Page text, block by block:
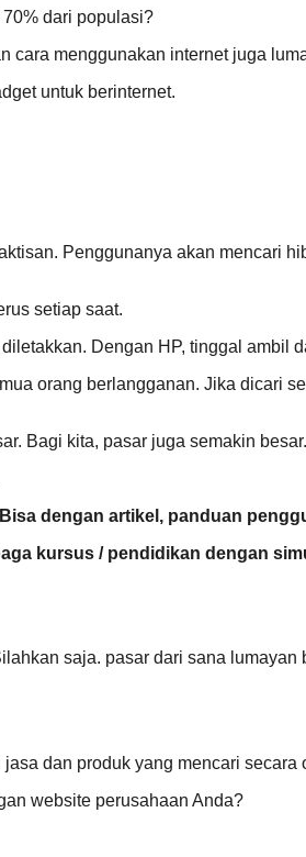
dari populasi?
cara menggunakan internet juga
untuk berinternet.
Penggunanya akan mencari
setiap saat.
Dengan HP, tinggal ambil
orang berlangganan. Jika dicari
Bagi kita, pasar juga semakin
Bisa dengan artikel, panduan
kursus / pendidikan dengan
saja. pasar dari sana
dan produk yang mencari secara
website perusahaan Anda?